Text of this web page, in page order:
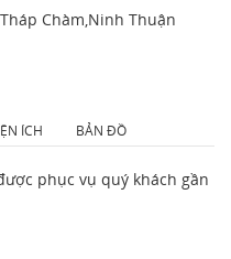
Chàm,Ninh Thuận
ÍCH BẢN ĐỒ
phục vụ quý khách gần